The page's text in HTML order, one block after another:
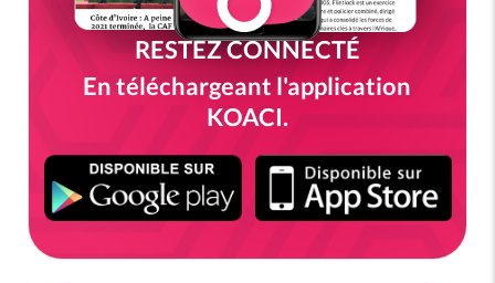
RESTEZ CONNECTÉ
En téléchargeant l'application
KOACI.